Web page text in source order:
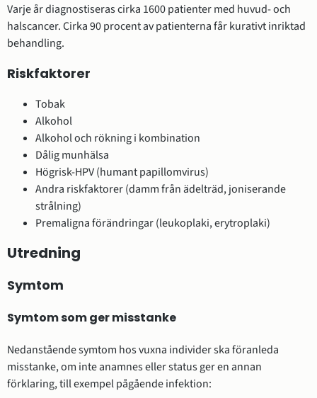
Varje år diagnostiseras cirka 1600 patienter med huvud- och
halscancer. Cirka 90 procent av patienterna får kurativt inriktad
behandling.
Riskfaktorer
Tobak
Alkohol
Alkohol och rökning i kombination
Dålig munhälsa
Högrisk-HPV (humant papillomvirus)
Andra riskfaktorer (damm från ädelträd, joniserande
strålning)
Premaligna förändringar (leukoplaki, erytroplaki)
Utredning
Symtom
Symtom som ger misstanke
Nedanstående symtom hos vuxna individer ska föranleda
misstanke, om inte anamnes eller status ger en annan
förklaring, till exempel pågående infektion: